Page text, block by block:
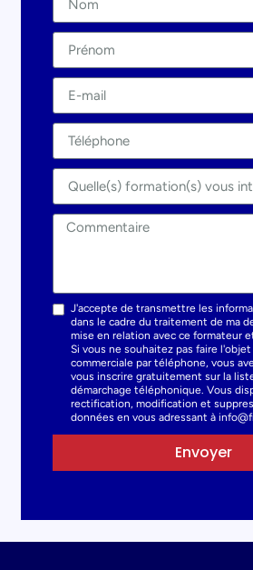
J'accepte de transmettre les
dans le cadre du traitement de ma
mise en relation avec ce formateur
Si vous ne souhaitez pas faire
commerciale par téléphone, vous
vous inscrire gratuitement sur la
démarchage téléphonique. Vous
rectification, modification et
données en vous adressant à
Envoyer